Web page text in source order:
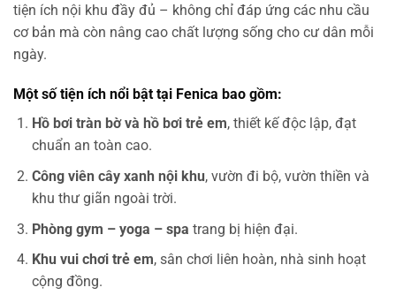
tiện ích nội khu đầy đủ – không chỉ đáp ứng các nhu cầu
cơ bản mà còn nâng cao chất lượng sống cho cư dân mỗi
ngày.
Một số tiện ích nổi bật tại Fenica bao gồm:
Hồ bơi tràn bờ và hồ bơi trẻ em, thiết kế độc lập, đạt
chuẩn an toàn cao.
Công viên cây xanh nội khu, vườn đi bộ, vườn thiền và
khu thư giãn ngoài trời.
Phòng gym – yoga – spa trang bị hiện đại.
Khu vui chơi trẻ em, sân chơi liên hoàn, nhà sinh hoạt
cộng đồng.